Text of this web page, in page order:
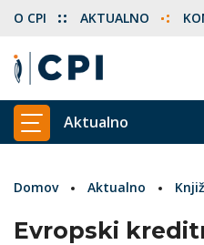
O CPI AKTUALNO
PRIKAŽI GLAVNI MENI
Aktualno
Domov Aktualno
Evropski